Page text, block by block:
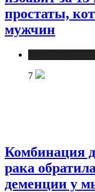
простаты,
мужчин
7
Комбинация
рака
деменции у